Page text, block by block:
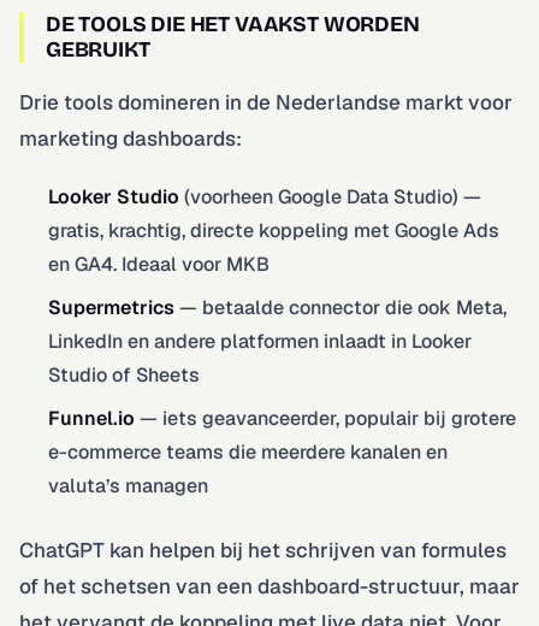
DE TOOLS DIE HET VAAKST WORDEN
GEBRUIKT
Drie tools domineren in de Nederlandse markt voor
marketing dashboards:
Looker Studio (voorheen Google Data Studio) —
gratis, krachtig, directe koppeling met Google Ads
en GA4. Ideaal voor MKB
Supermetrics— betaalde connector die ook Meta,
LinkedIn en andere platformen inlaadt in Looker
Studio of Sheets
Funnel.io — iets geavanceerder, populair bij grotere
e-commerce teams die meerdere kanalen en
valuta’s managen
ChatGPT kan helpen bij het schrijven van formules
of het schetsen van een dashboard-structuur, maar